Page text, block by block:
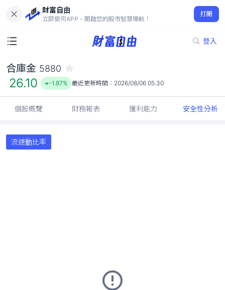
財富自由
立即使用APP，開啟您的股市智慧導航！
打開
登入
26.10
-1.87%
合庫金 5880
26.10 -1.87% 最近更新時間： 2026/08/06 05:30
個股概覽 財務報表 獲利能力 安全性分析
流速動比率